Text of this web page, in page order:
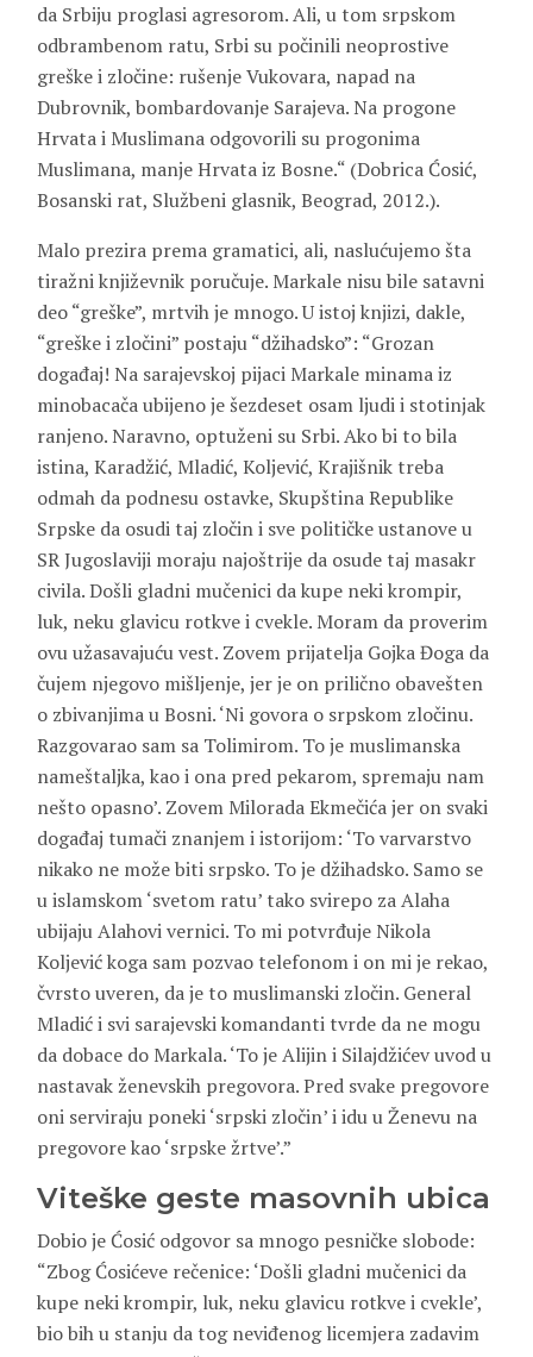
da Srbiju proglasi agresorom. Ali, u tom srpskom
odbrambenom ratu, Srbi su počinili neoprostive
greške i zločine: rušenje Vukovara, napad na
Dubrovnik, bombardovanje Sarajeva. Na progone
Hrvata i Muslimana odgovorili su progonima
Muslimana, manje Hrvata iz Bosne.“ (Dobrica Ćosić,
Bosanski rat, Službeni glasnik, Beograd, 2012.).
Malo prezira prema gramatici, ali, naslućujemo šta
tiražni književnik poručuje. Markale nisu bile satavni
deo “greške”, mrtvih je mnogo. U istoj knjizi, dakle,
“greške i zločini” postaju “džihadsko”: “Grozan
događaj! Na sarajevskoj pijaci Markale minama iz
minobacača ubijeno je šezdeset osam ljudi i stotinjak
ranjeno. Naravno, optuženi su Srbi. Ako bi to bila
istina, Karadžić, Mladić, Koljević, Krajišnik treba
odmah da podnesu ostavke, Skupština Republike
Srpske da osudi taj zločin i sve političke ustanove u
SR Jugoslaviji moraju najoštrije da osude taj masakr
civila. Došli gladni mučenici da kupe neki krompir,
luk, neku glavicu rotkve i cvekle. Moram da proverim
ovu užasavajuću vest. Zovem prijatelja Gojka Đoga da
čujem njegovo mišljenje, jer je on prilično obavešten
o zbivanjima u Bosni. ‘Ni govora o srpskom zločinu.
Razgovarao sam sa Tolimirom. To je muslimanska
nameštaljka, kao i ona pred pekarom, spremaju nam
nešto opasno’. Zovem Milorada Ekmečića jer on svaki
događaj tumači znanjem i istorijom: ‘To varvarstvo
nikako ne može biti srpsko. To je džihadsko. Samo se
u islamskom ‘svetom ratu’ tako svirepo za Alaha
ubijaju Alahovi vernici. To mi potvrđuje Nikola
Koljević koga sam pozvao telefonom i on mi je rekao,
čvrsto uveren, da je to muslimanski zločin. General
Mladić i svi sarajevski komandanti tvrde da ne mogu
da dobace do Markala. ‘To je Alijin i Silajdžićev uvod u
nastavak ženevskih pregovora. Pred svake pregovore
oni serviraju poneki ‘srpski zločin’ i idu u Ženevu na
pregovore kao ‘srpske žrtve’.”
Viteške geste masovnih ubica
Dobio je Ćosić odgovor sa mnogo pesničke slobode:
“Zbog Ćosićeve rečenice: ‘Došli gladni mučenici da
kupe neki krompir, luk, neku glavicu rotkve i cvekle’,
bio bih u stanju da tog neviđenog licemjera zadavim